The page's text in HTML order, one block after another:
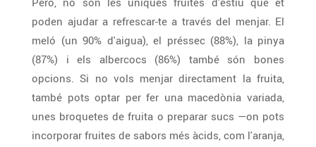
poden ajudar a refrescar-te a través del menjar. El
meló (un 90% d'aigua), el préssec (88%), la pinya
(87%) i els albercocs (86%) també són bones
opcions. Si no vols menjar directament la fruita,
també pots optar per fer una macedònia variada,
unes broquetes de fruita o preparar sucs —on pots
incorporar fruites de sabors més àcids, com l'aranja,